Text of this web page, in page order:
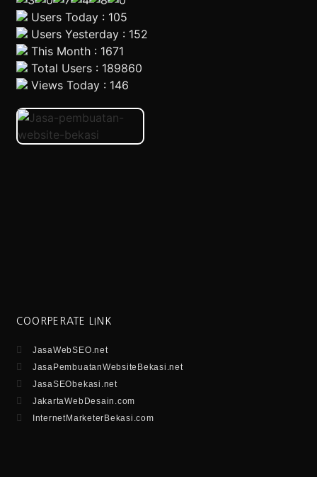
Users Today : 105
Users Yesterday : 152
This Month : 1671
Total Users : 189860
Views Today : 146
COORPERATE LINK
JasaWebSEO.net
JasaPembuatanWebsiteBekasi.net
JasaSEObekasi.net
JakartaWebDesain.com
InternetMarketerBekasi.com